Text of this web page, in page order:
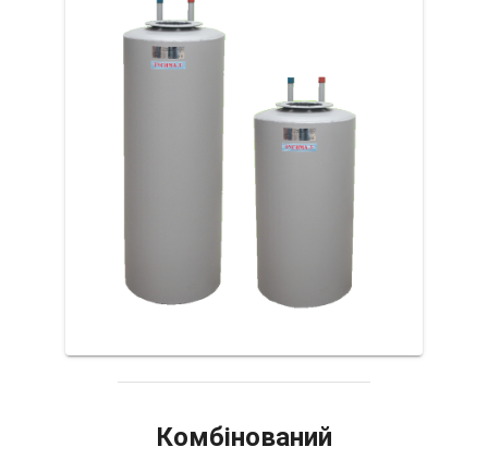
Комбінований